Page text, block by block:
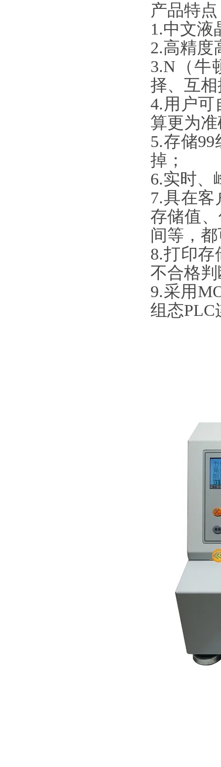
产品特点
1.中文液
2.高精度
3.N（牛
择、互
4.用户可
算更为准确
5.存储99
掉；
6.实时
7.具在客
存储值
间等，
8.打印存
不合格判
9.采用
组态PLC连